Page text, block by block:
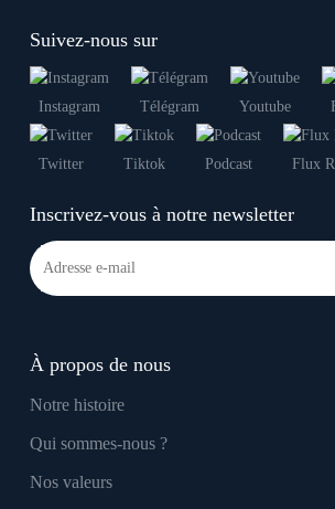
Suivez-nous sur
Instagram Télégram Youtube
Twitter Tiktok Podcast Flux
Inscrivez-vous à notre newsletter
À propos de nous
Notre histoire
Qui sommes-nous ?
Nos valeurs